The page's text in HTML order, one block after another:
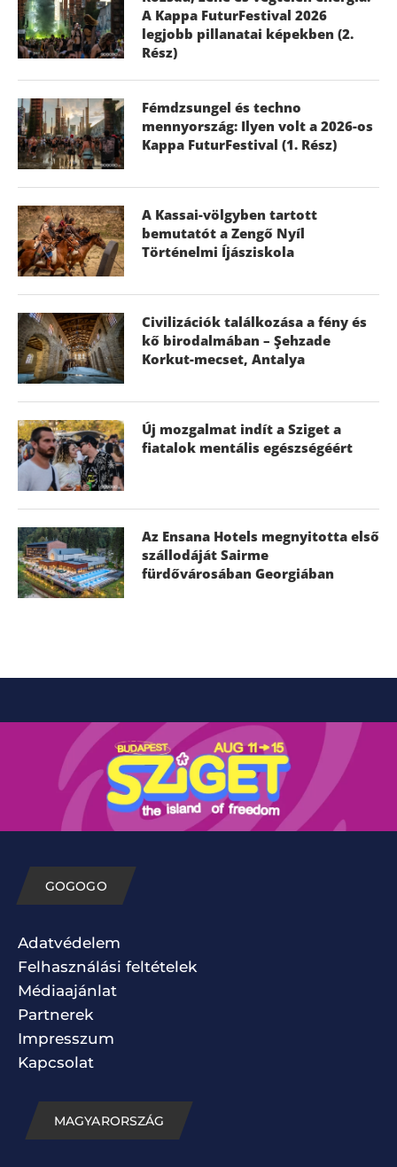
A Kappa FuturFestival 2026
legjobb pillanatai képekben (2.
Rész)
Fémdzsungel és techno
mennyország: Ilyen volt a 2026-os
Kappa FuturFestival (1. Rész)
A Kassai-völgyben tartott
bemutatót a Zengő Nyíl
Történelmi Íjásziskola
Civilizációk találkozása a fény és
kő birodalmában – Şehzade
Korkut-mecset, Antalya
Új mozgalmat indít a Sziget a
fiatalok mentális egészségéért
Az Ensana Hotels megnyitotta első
szállodáját Sairme
fürdővárosában Georgiában
GOGOGO
Adatvédelem
Felhasználási feltételek
Médiaajánlat
Partnerek
Impresszum
Kapcsolat
MAGYARORSZÁG